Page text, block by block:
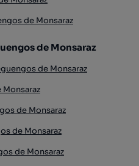
de Monsaraz
de Monsaraz
de Monsaraz
de Monsaraz
de Monsaraz
de Monsaraz